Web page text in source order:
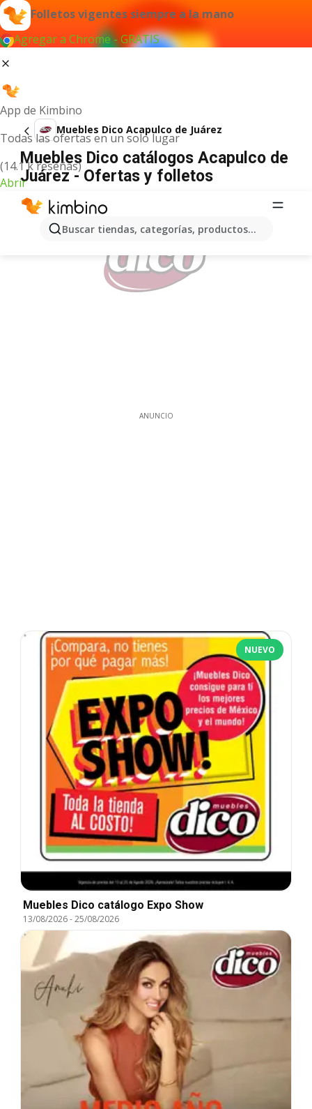
Folletos vigentes siempre a la mano
Agregar a Chrome - GRATIS
App de Kimbino
Todas las ofertas en un solo lugar
(14.1 k reseñas)
Abrir
Buscar tiendas, categorías, productos...
Muebles Dico Acapulco de Juárez
Muebles Dico catálogos Acapulco de
Juárez - Ofertas y folletos
ANUNCIO
NUEVO
Muebles Dico catálogo Expo Show
13/08/2026-25/08/2026